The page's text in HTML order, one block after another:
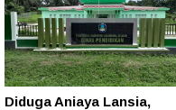
Diduga Aniaya Lansia,